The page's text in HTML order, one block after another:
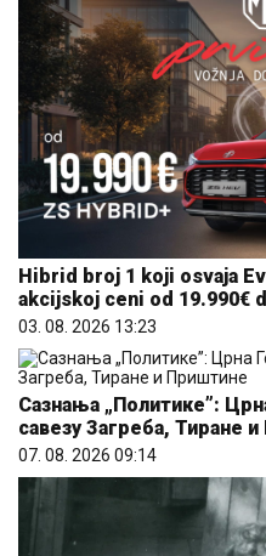
Hibrid broj 1 koji osvaja
akcijskoj ceni od 19.990€
03. 08. 2026 13:23
Сазнања „Политике”:
савезу Загреба, Тиране
07. 08. 2026 09:14